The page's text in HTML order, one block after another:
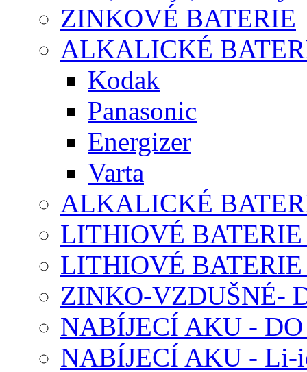
ZINKOVÉ BATERIE
ALKALICKÉ
Kodak
Panasonic
Energizer
Varta
ALKALICKÉ
LITHIOVÉ
LITHIOVÉ
ZINKO-VZDUŠNÉ-
NABÍJECÍ AKU -
NABÍJECÍ AKU - Li-